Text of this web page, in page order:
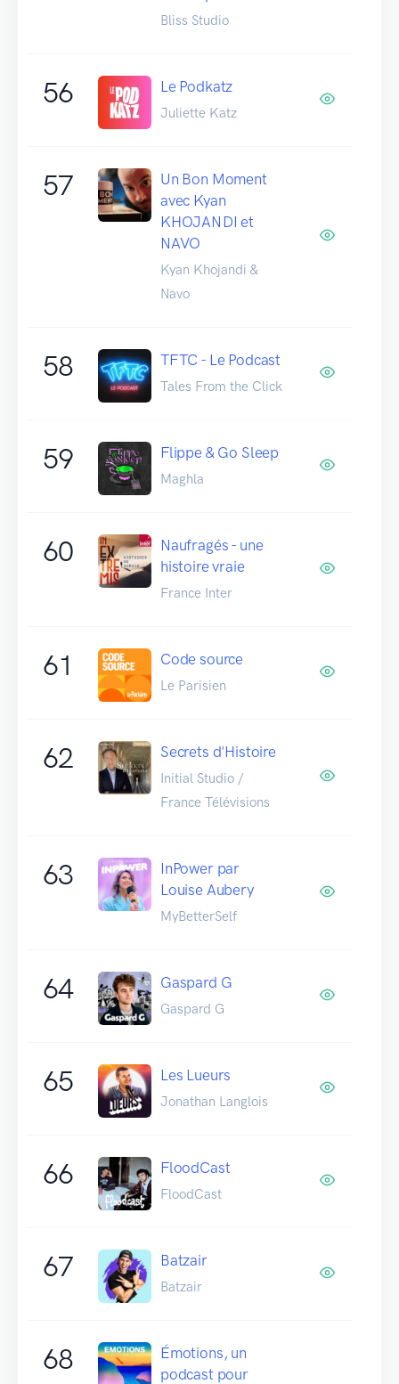
Bliss Studio
56 Le Podkatz
Juliette Katz
57
Un Bon Moment
avec Kyan
KHOJANDI et
NAVO
Kyan Khojandi &
Navo
58 TFTC - Le Podcast
Tales From the Click
59 Flippe & Go Sleep
Maghla
60
Naufragés - une
histoire vraie
France Inter
61 Code source
Le Parisien
62 Secrets d'Histoire
Initial Studio /
France Télévisions
63
InPower par
Louise Aubery
MyBetterSelf
64 Gaspard G
Gaspard G
65 Les Lueurs
Jonathan Langlois
66 FloodCast
FloodCast
67 Batzair
Batzair
68
Émotions, un
podcast pour